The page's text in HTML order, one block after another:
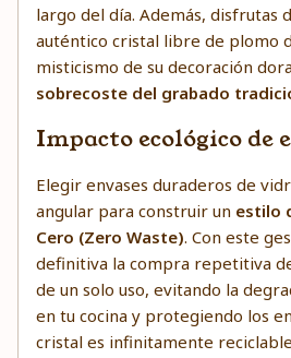
largo del día. Además, disfrutas
auténtico cristal libre de plomo
misticismo de su decoración
sobrecoste del grabado
Impacto ecológico de
Elegir envases duraderos de
angular para construir un estilo
Cero (Zero Waste). Con este
definitiva la compra repetitiva
de un solo uso, evitando la
en tu cocina y protegiendo los
cristal es infinitamente